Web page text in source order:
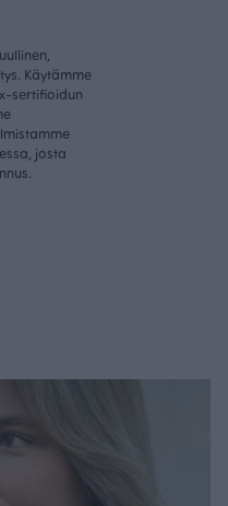
Käytämme
sertifioidun
josta